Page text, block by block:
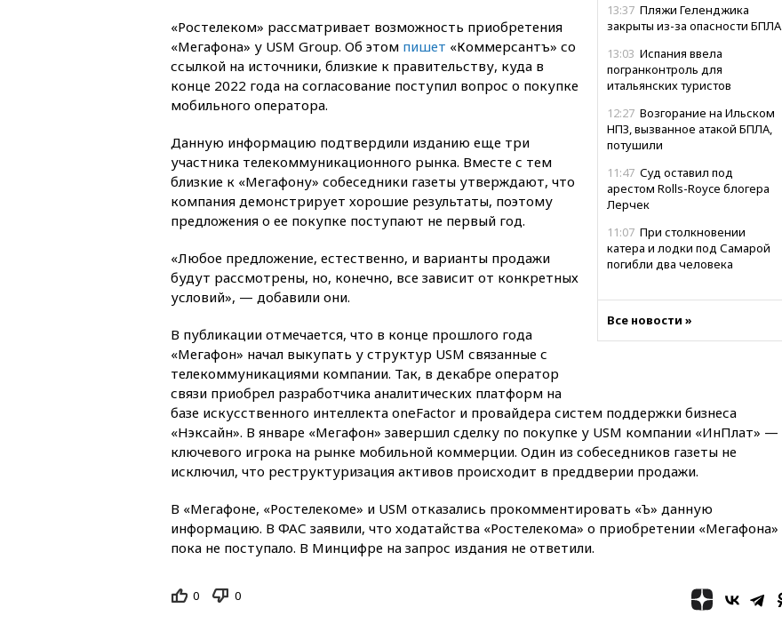
13:37 Пляжи Геленджика
закрыты из-за опасности БПЛА
13:03 Испания ввела
погранконтроль для
итальянских туристов
12:27 Возгорание на Ильском
НПЗ, вызванное атакой БПЛА,
потушили
11:47 Суд оставил под
арестом Rolls-Royce блогера
Лерчек
11:07 При столкновении
катера и лодки под Самарой
погибли два человека
загорелся после падения
обломков дрона
08:57Собянин сообщил о
девяти БПЛА, сбитых на
08:42 Силы ПВО сбили почти
400 БПЛА над российскими
белорусов покупать избы в
Все новости »
«Ростелеком» рассматривает возможность приобретения
«Мегафона» у USM Group. Об этом пишет «Коммерсантъ» со
ссылкой на источники, близкие к правительству, куда в
конце 2022 года на согласование поступил вопрос о покупке
мобильного оператора.
Данную информацию подтвердили изданию еще три
участника телекоммуникационного рынка. Вместе с тем
близкие к «Мегафону» собеседники газеты утверждают, что
компания демонстрирует хорошие результаты, поэтому
предложения о ее покупке поступают не первый год.
«Любое предложение, естественно, и варианты продажи
будут рассмотрены, но, конечно, все зависит от конкретных
условий», — добавили они.
В публикации отмечается, что в конце прошлого года
«Мегафон» начал выкупать у структур USM связанные с
телекоммуникациями компании. Так, в декабре оператор
связи приобрел разработчика аналитических платформ на
базе искусственного интеллекта oneFactor и провайдера систем поддержки бизнеса
«Нэксайн». В январе «Мегафон» завершил сделку по покупке у USM компании «ИнПлат» —
ключевого игрока на рынке мобильной коммерции. Один из собеседников газеты не
исключил, что реструктуризация активов происходит в преддверии продажи.
В «Мегафоне, «Ростелекоме» и USM отказались прокомментировать «Ъ» данную
информацию. В ФАС заявили, что ходатайства «Ростелекома» о приобретении «Мегафона»
пока не поступало. В Минцифре на запрос издания не ответили.
0 0